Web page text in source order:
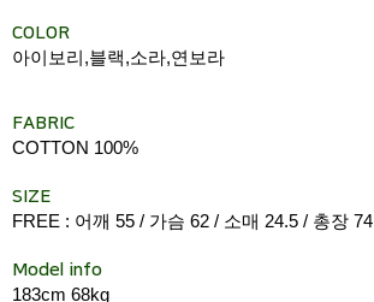
COLOR
아이보리,블랙,소라,연보라
FABRIC
COTTON 100%
SIZE
FREE : 어깨 55 / 가슴 62 / 소매 24.5 / 총장 74
Model info
183cm 68kg